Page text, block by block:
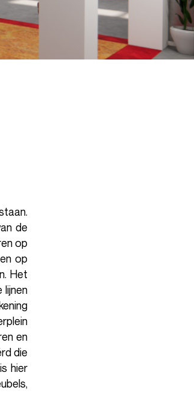
de
op
op
Het
lijnen
en
die
hier